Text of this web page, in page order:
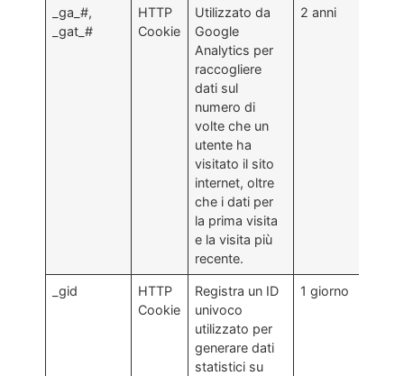
_ga_#,
_gat_#
HTTP
Cookie
Utilizzato da
Google
Analytics per
raccogliere
dati sul
numero di
volte che un
utente ha
visitato il sito
internet, oltre
che i dati per
la prima visita
e la visita più
recente.
2 anni
_gid
HTTP
Cookie
Registra un ID
univoco
utilizzato per
generare dati
statistici su
1 giorno